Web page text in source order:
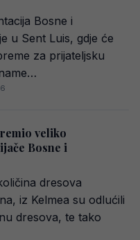
Bosne i
u Sent Luis, gdje će
za prijateljsku
veliko
Bosne i
dresova
iz Kelmea su odlućili
dresova, te tako